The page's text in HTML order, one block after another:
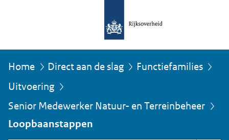
U
bevindt
zich
hier:
Home Direct aan de slag
Functiefamilies
Uitvoering
Senior Medewerker Natuur- en Terreinbeheer
Loopbaanstappen